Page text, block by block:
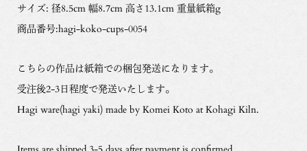
サイズ: 径8.5cm 幅8.7cm 高さ13.1cm 重量紙箱g
商品番号:hagi-koko-cups-0054
こちらの作品は紙箱での梱包発送になります。
受注後2-3日程度で発送いたします。
Hagi ware(hagi yaki) made by Komei Koto at Kohagi Kiln.